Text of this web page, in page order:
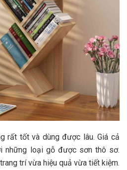
rất tốt và dùng được lâu. Giá cả
những loại gỗ được sơn thô sơ.
trí vừa hiệu quả vừa tiết kiệm.